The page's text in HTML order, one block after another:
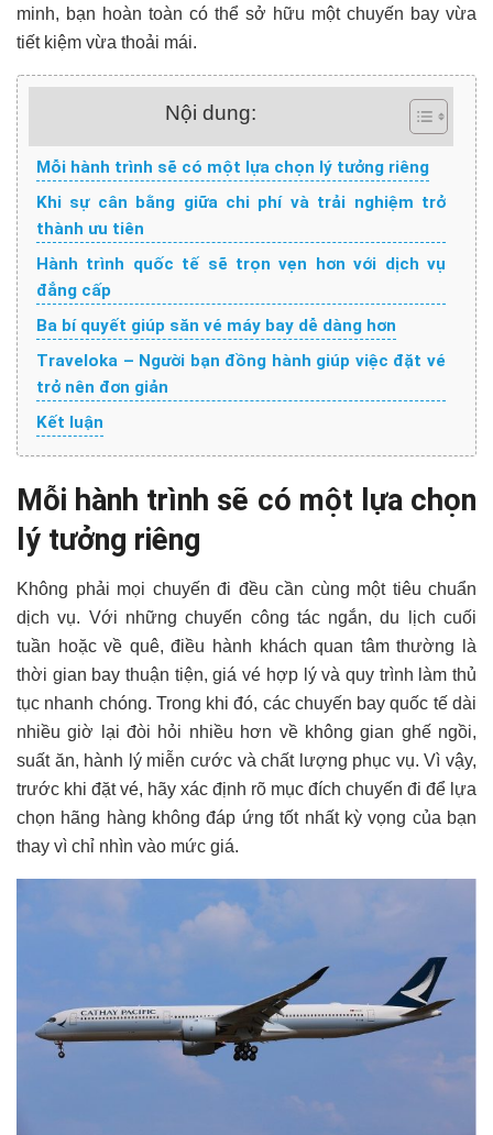
minh, bạn hoàn toàn có thể sở hữu một chuyến bay vừa
tiết kiệm vừa thoải mái.
Nội dung:
Mỗi hành trình sẽ có một lựa chọn lý tưởng riêng
Khi sự cân bằng giữa chi phí và trải nghiệm trở
thành ưu tiên
Hành trình quốc tế sẽ trọn vẹn hơn với dịch vụ
đẳng cấp
Ba bí quyết giúp săn vé máy bay dễ dàng hơn
Traveloka – Người bạn đồng hành giúp việc đặt vé
trở nên đơn giản
Kết luận
Mỗi hành trình sẽ có một lựa chọn
lý tưởng riêng
Không phải mọi chuyến đi đều cần cùng một tiêu chuẩn
dịch vụ. Với những chuyến công tác ngắn, du lịch cuối
tuần hoặc về quê, điều hành khách quan tâm thường là
thời gian bay thuận tiện, giá vé hợp lý và quy trình làm thủ
tục nhanh chóng. Trong khi đó, các chuyến bay quốc tế dài
nhiều giờ lại đòi hỏi nhiều hơn về không gian ghế ngồi,
suất ăn, hành lý miễn cước và chất lượng phục vụ. Vì vậy,
trước khi đặt vé, hãy xác định rõ mục đích chuyến đi để lựa
chọn hãng hàng không đáp ứng tốt nhất kỳ vọng của bạn
thay vì chỉ nhìn vào mức giá.